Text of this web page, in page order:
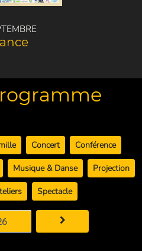
Concert Conférence
Musique & Danse Projection
Spectacle